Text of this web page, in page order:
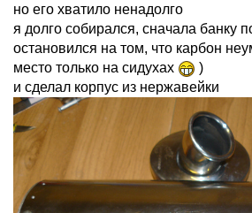
но его хватило ненадолго
я долго собирался, сначала банку
остановился на том, что карбон
место только на сидухах
)
и сделал корпус из нержавейки